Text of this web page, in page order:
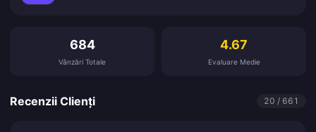
684
Vânzări Totale
4.67
Evaluare Medie
Recenzii Clienți 20 / 661